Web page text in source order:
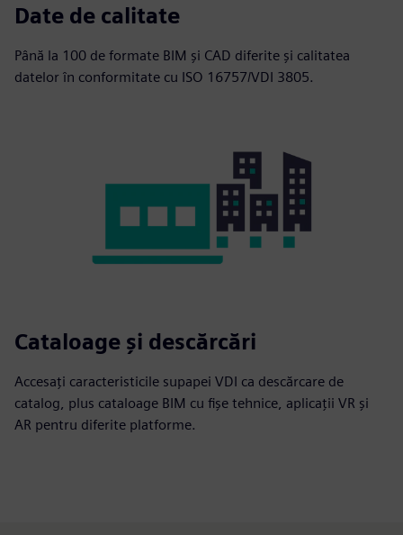
Date de calitate
Până la 100 de formate BIM și CAD diferite și calitatea
datelor în conformitate cu ISO 16757/VDI 3805.
Cataloage și descărcări
Accesați caracteristicile supapei VDI ca descărcare de
catalog, plus cataloage BIM cu fișe tehnice, aplicații VR și
AR pentru diferite platforme.